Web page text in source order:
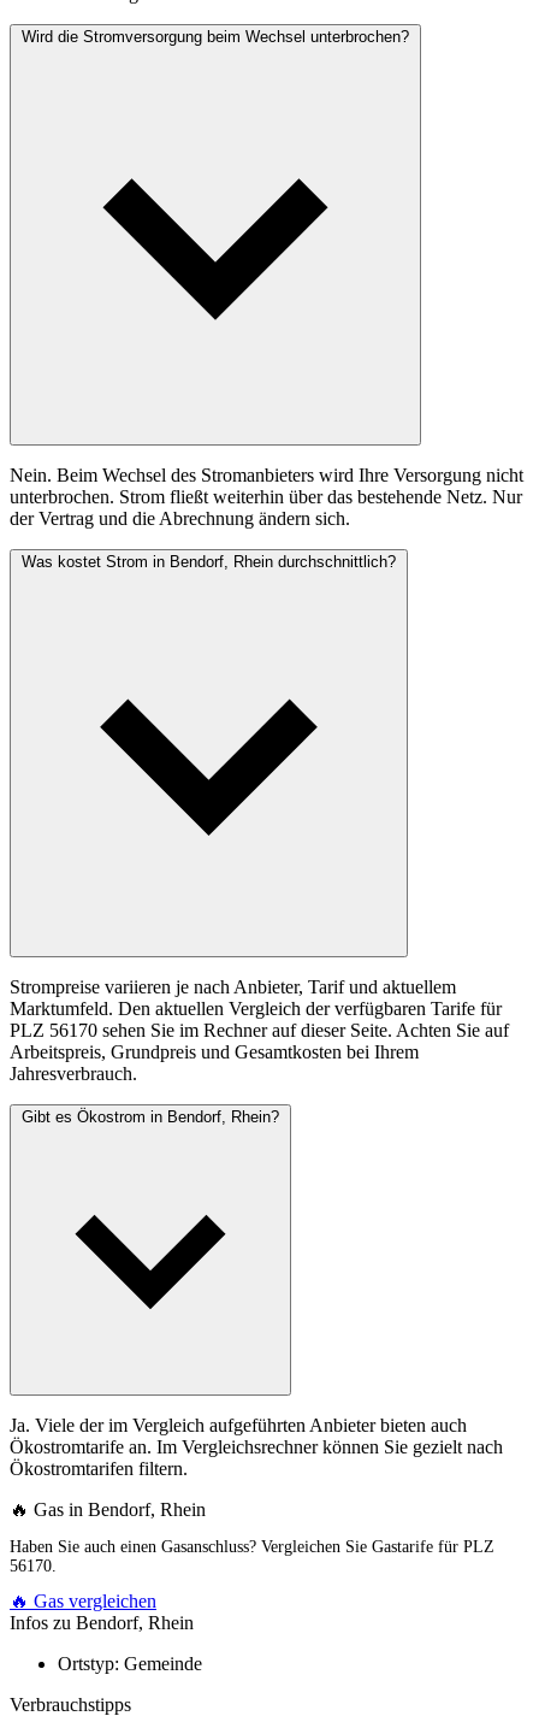
Wird die Stromversorgung beim Wechsel unterbrochen?
Nein. Beim Wechsel des Stromanbieters wird Ihre Versorgung nicht
unterbrochen. Strom fließt weiterhin über das bestehende Netz. Nur
der Vertrag und die Abrechnung ändern sich.
Was kostet Strom in Bendorf, Rhein durchschnittlich?
Strompreise variieren je nach Anbieter, Tarif und aktuellem
Marktumfeld. Den aktuellen Vergleich der verfügbaren Tarife für
PLZ 56170 sehen Sie im Rechner auf dieser Seite. Achten Sie auf
Arbeitspreis, Grundpreis und Gesamtkosten bei Ihrem
Jahresverbrauch.
Gibt es Ökostrom in Bendorf, Rhein?
Ja. Viele der im Vergleich aufgeführten Anbieter bieten auch
Ökostromtarife an. Im Vergleichsrechner können Sie gezielt nach
Ökostromtarifen filtern.
🔥 Gas in Bendorf, Rhein
Haben Sie auch einen Gasanschluss? Vergleichen Sie Gastarife für PLZ
56170.
🔥 Gas vergleichen
Infos zu Bendorf, Rhein
Ortstyp: Gemeinde
Verbrauchstipps